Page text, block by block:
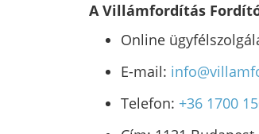
A Villámfordítás
Online
E-mail:
Telefon: +36 1700